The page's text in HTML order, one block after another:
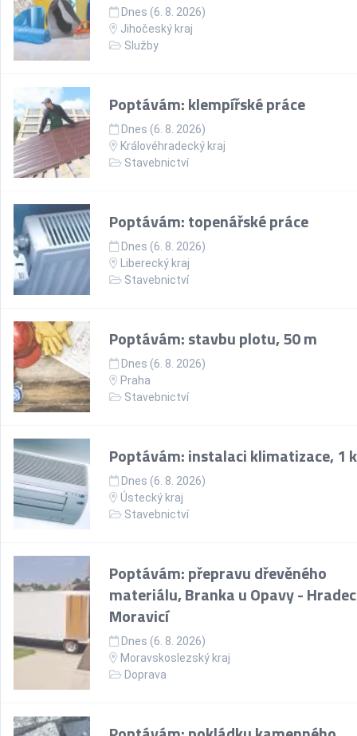
Dnes (6. 8. 2026)
Jihočeský kraj
Služby
Poptávám: klempířské práce
Dnes (6. 8. 2026)
Královéhradecký kraj
Stavebnictví
Poptávám: topenářské práce
Dnes (6. 8. 2026)
Liberecký kraj
Stavebnictví
Poptávám: stavbu plotu, 50 m
Dnes (6. 8. 2026)
Praha
Stavebnictví
Poptávám: instalaci klimatizace, 1
Dnes (6. 8. 2026)
Ústecký kraj
Stavebnictví
Poptávám: přepravu dřevěného
materiálu, Branka u Opavy -
Moravicí
Dnes (6. 8. 2026)
Moravskoslezský kraj
Doprava